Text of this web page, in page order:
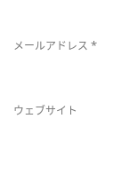
メールアドレス *
ウェブサイト